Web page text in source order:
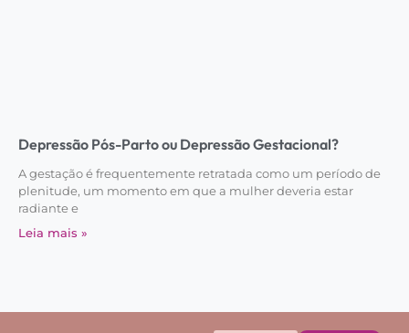
Depressão Pós-Parto ou Depressão Gestacional?
A gestação é frequentemente retratada como um período de
plenitude, um momento em que a mulher deveria estar
radiante e
Leia mais »